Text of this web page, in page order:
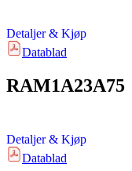
Detaljer & Kjøp
Datablad
RAM1A23A75
Detaljer & Kjøp
Datablad